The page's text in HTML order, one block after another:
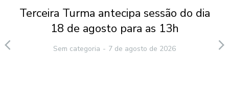
Terceira Turma antecipa sessão do dia
18 de agosto para as 13h
Sem categoria 7 de agosto de 2026